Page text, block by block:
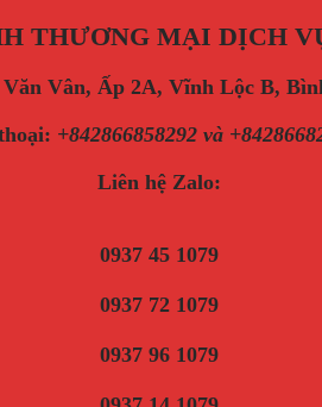
THƯƠNG MẠI DỊCH
Vân, Ấp 2A, Vĩnh Lộc B,
: +842866858292 và
Liên hệ Zalo:
0937 45 1079
0937 72 1079
0937 96 1079